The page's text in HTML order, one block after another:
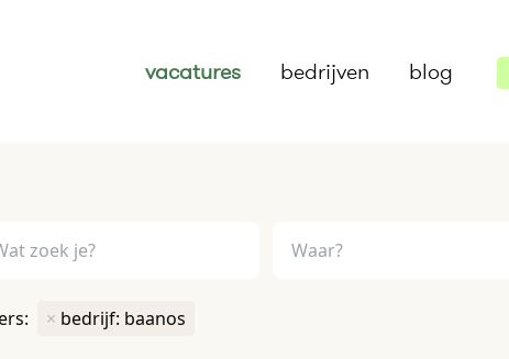
vacatures bedrijven blog
× bedrijf: baanos